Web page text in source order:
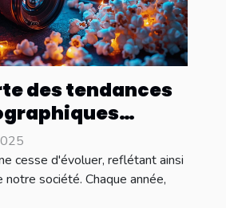
des tendances
pour l'année
cesse d'évoluer, reflétant ainsi
société. Chaque année,